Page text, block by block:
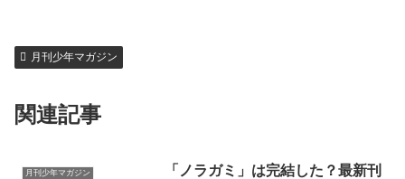
月刊少年マガジン
関連記事
月刊少年マガジン
「ノラガミ」は完結した？最新刊